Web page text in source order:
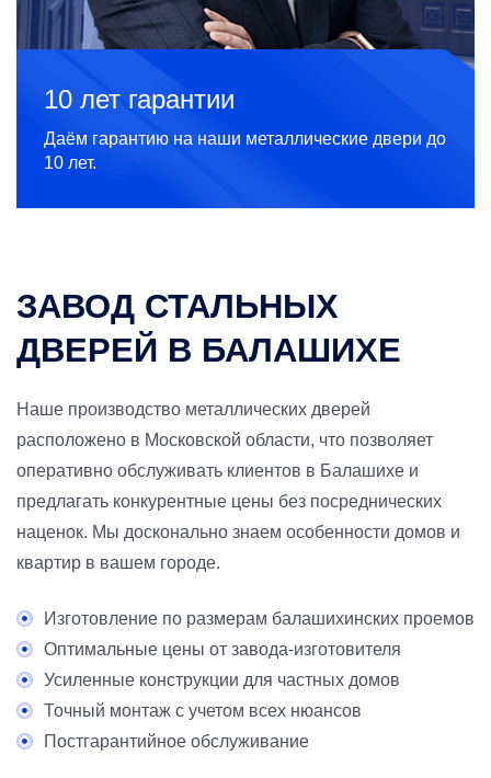
10 лет гарантии
Даём гарантию на наши металлические двери до
10 лет.
ЗАВОД СТАЛЬНЫХ
ДВЕРЕЙ В БАЛАШИХЕ
Наше производство металлических дверей
расположено в Московской области, что позволяет
оперативно обслуживать клиентов в Балашихе и
предлагать конкурентные цены без посреднических
наценок. Мы досконально знаем особенности домов и
квартир в вашем городе.
Изготовление по размерам балашихинских проемов
Оптимальные цены от завода-изготовителя
Усиленные конструкции для частных домов
Точный монтаж с учетом всех нюансов
Постгарантийное обслуживание